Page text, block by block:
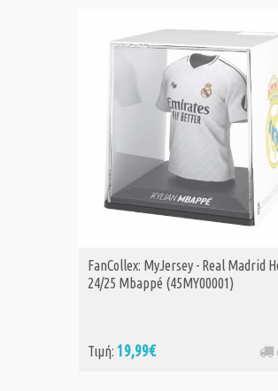
FanCollex: MyJersey - Real Madrid
24/25 Mbappé (45MY00001)
Τιμή: 19,99€